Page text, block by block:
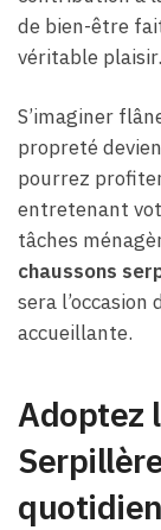
de bien-être
véritable plaisir.
S’imaginer
propreté
pourrez
entretenant
tâches
chaussons
sera
accueillante.
Adoptez
quotidien